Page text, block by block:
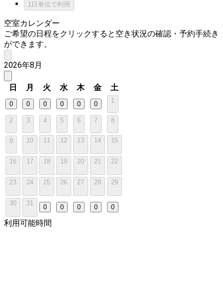
1日単位で利用
空室カレンダー
ご希望の日程をクリックすると空き状況の確認・予約手続き
ができます。
2026年8月
日 月 火 水 木 金 土
0 0 0 0 0 0 1
2 3 4 5 6 7 8
9 10 11 12 13 14 15
16 17 18 19 20 21 22
23 24 25 26 27 28 29
30 31
0 0 0 0 0
利用可能時間